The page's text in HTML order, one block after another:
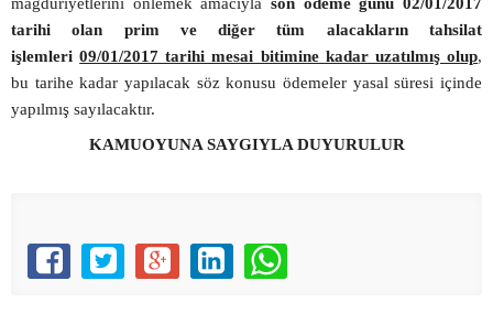
tarihi olan prim ve diğer tüm alacakların tahsilat
işlemleri 09/01/2017 tarihi mesai bitimine kadar uzatılmış olup,
bu tarihe kadar yapılacak söz konusu ödemeler yasal süresi içinde
yapılmış sayılacaktır.
KAMUOYUNA SAYGIYLA DUYURULUR